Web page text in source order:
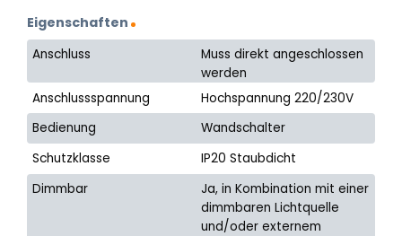
Eigenschaften
Anschluss
Muss direkt angeschlossen
werden
Anschlussspannung
Hochspannung 220/230V
Bedienung
Wandschalter
Schutzklasse
IP20 Staubdicht
Dimmbar
Ja, in Kombination mit einer
dimmbaren Lichtquelle
und/oder externem